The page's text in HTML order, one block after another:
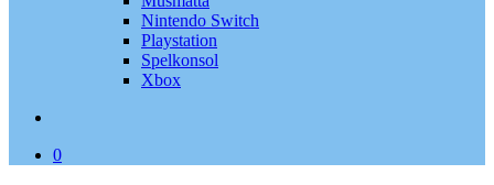
Nintendo Switch
Playstation
Spelkonsol
Xbox
0